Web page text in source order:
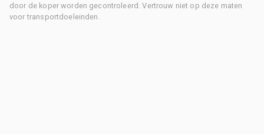
door de koper worden gecontroleerd. Vertrouw niet op deze maten
voor transportdoeleinden.